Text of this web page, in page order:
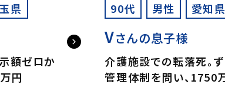
県
額ゼロか
円
90代 男性 愛知県
Vさんの息子様
介護施設での転落死。
管理体制を問い、1750